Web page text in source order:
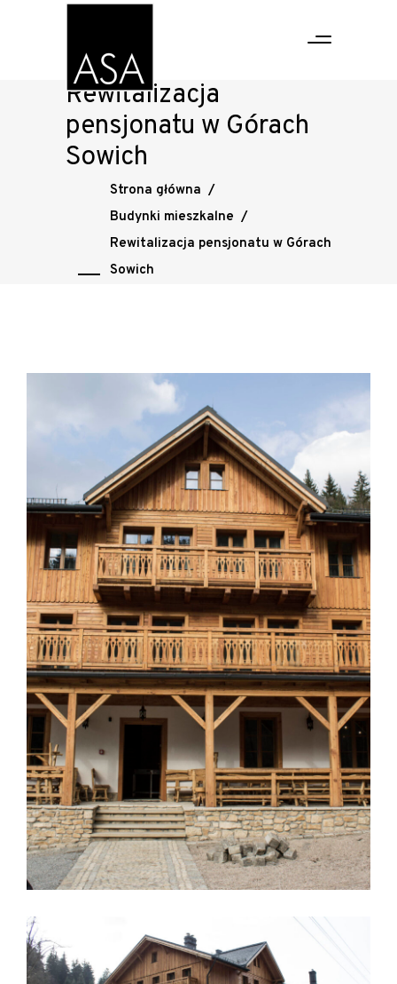
Rewitalizacja
pensjonatu w Górach
Sowich
Strona główna /
Budynki mieszkalne /
Rewitalizacja pensjonatu w Górach
Sowich